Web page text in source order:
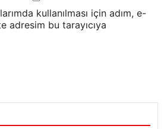
kullanılması için adım, e-
adresim bu tarayıcıya